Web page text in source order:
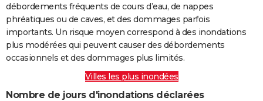
débordements fréquents de cours d’eau, de nappes
phréatiques ou de caves, et des dommages parfois
importants. Un risque moyen correspond à des inondations
plus modérées qui peuvent causer des débordements
occasionnels et des dommages plus limités.
Villes les plus inondées
Nombre de jours d'inondations déclarées